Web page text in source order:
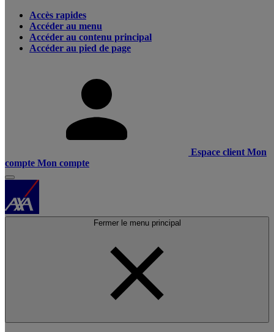
Accès rapides
Accéder au menu
Accéder au contenu principal
Accéder au pied de page
Espace client Mon
compte Mon compte
Fermer le menu principal